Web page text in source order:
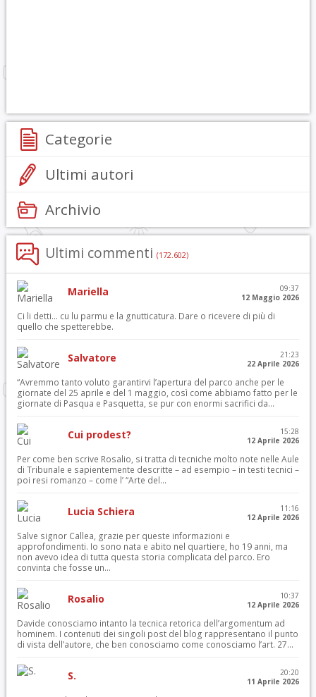
Categorie
Ultimi autori
Archivio
Ultimi commenti (172.602)
Mariella
09:37
12 Maggio 2026
Ci li detti… cu lu parmu e la gnutticatura. Dare o ricevere di più di
quello che spetterebbe.
Salvatore
21:23
22 Aprile 2026
“Avremmo tanto voluto garantirvi l’apertura del parco anche per le
giornate del 25 aprile e del 1 maggio, così come abbiamo fatto per le
giornate di Pasqua e Pasquetta, se pur con enormi sacrifici da...
Cui prodest?
15:28
12 Aprile 2026
Per come ben scrive Rosalio, si tratta di tecniche molto note nelle Aule
di Tribunale e sapientemente descritte – ad esempio – in testi tecnici –
poi resi romanzo – come l’ “Arte del...
Lucia Schiera
11:16
12 Aprile 2026
Salve signor Callea, grazie per queste informazioni e
approfondimenti. Io sono nata e abito nel quartiere, ho 19 anni, ma
non avevo idea di tutta questa storia complicata del parco. Ero
convinta che fosse un...
Rosalio
10:37
12 Aprile 2026
Davide conosciamo intanto la tecnica retorica dell’argomentum ad
hominem. I contenuti dei singoli post del blog rappresentano il punto
di vista dell’autore, che ben conosciamo come conosciamo l’art. 27...
S.
20:20
11 Aprile 2026